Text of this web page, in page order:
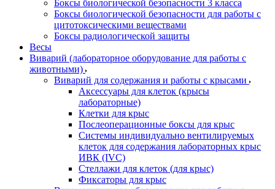
Боксы биологической безопасности 3 класса
Боксы биологической безопасности для работы с
цитотоксическими веществами
Боксы радиологической защиты
Весы
Виварий (лабораторное оборудование для работы с
животными)
Виварий для содержания и работы с крысами
Аксессуары для клеток (крысы
лабораторные)
Клетки для крыс
Послеоперационные боксы для крыс
Системы индивидуально вентилируемых
клеток для содержания лабораторных крыс
ИВК (IVC)
Стеллажи для клеток (для крыс)
Фиксаторы для крыс